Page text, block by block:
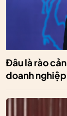
Đâu là rào
doanh